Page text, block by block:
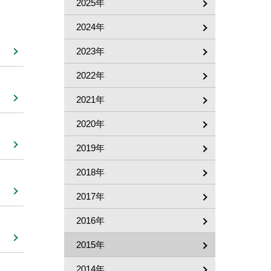
2025年
2024年
2023年
2022年
2021年
2020年
2019年
2018年
2017年
2016年
2015年
2014年